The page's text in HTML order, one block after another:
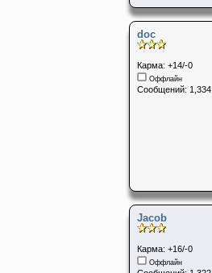
doc
Карма: +14/-0
Оффлайн
Сообщений: 1,334
Jacob
Карма: +16/-0
Оффлайн